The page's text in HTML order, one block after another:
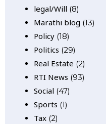
legal/Will (8)
Marathi blog (13)
Policy (18)
Politics (29)
Real Estate (2)
RTI News (93)
Social (47)
Sports (1)
Tax (2)